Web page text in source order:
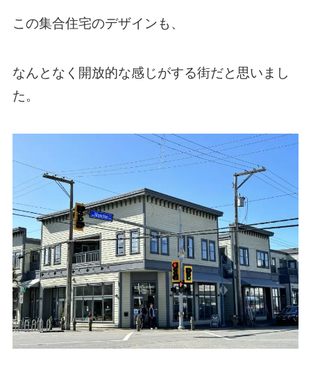
この集合住宅のデザインも、
なんとなく開放的な感じがする街だと思いまし
た。